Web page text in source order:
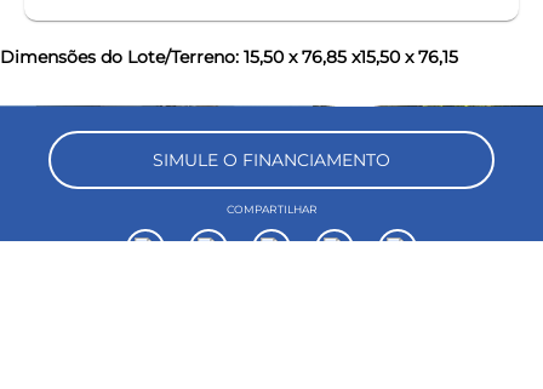
keyboard_backspace
Dimensões do Lote/Terreno: 15,50 x 76,85 x15,50 x 76,15
SIMULE O FINANCIAMENTO
COMPARTILHAR